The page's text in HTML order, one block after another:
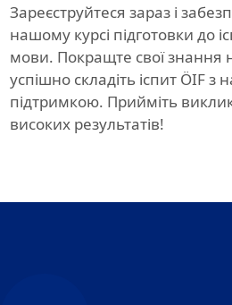
Зареєструйтеся зараз і
нашому курсі підготовки до
мови. Покращте свої знання
успішно складіть іспит ÖIF
підтримкою. Прийміть
високих результатів!